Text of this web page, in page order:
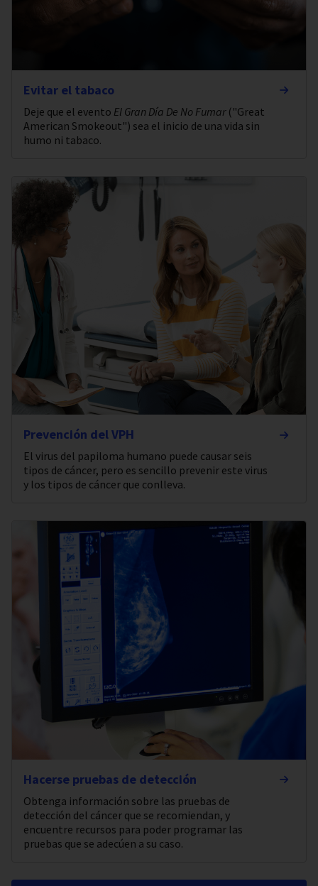
Evitar el tabaco
Deje que el evento El Gran Día De No Fumar("Great
American Smokeout") sea el inicio de una vida sin
humo ni tabaco.
Prevención del VPH
El virus del papiloma humano puede causar seis
tipos de cáncer, pero es sencillo prevenir este virus
y los tipos de cáncer que conlleva.
Hacerse pruebas de detección
Obtenga información sobre las pruebas de
detección del cáncer que se recomiendan, y
encuentre recursos para poder programar las
pruebas que se adecúen a su caso.